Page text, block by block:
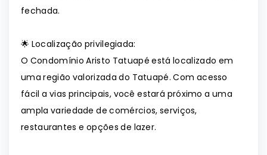
fechada.
🌟 Localização privilegiada:
O Condomínio Aristo Tatuapé está localizado em
uma região valorizada do Tatuapé. Com acesso
fácil a vias principais, você estará próximo a uma
ampla variedade de comércios, serviços,
restaurantes e opções de lazer.